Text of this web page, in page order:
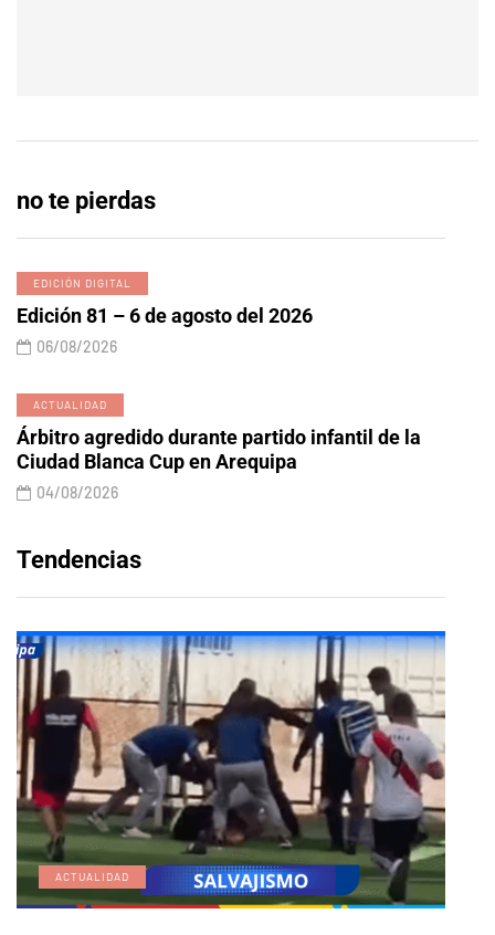
no te pierdas
EDICIÓN DIGITAL
Edición 81 – 6 de agosto del 2026
06/08/2026
ACTUALIDAD
Árbitro agredido durante partido infantil de la
Ciudad Blanca Cup en Arequipa
04/08/2026
Tendencias
ACTUALIDAD